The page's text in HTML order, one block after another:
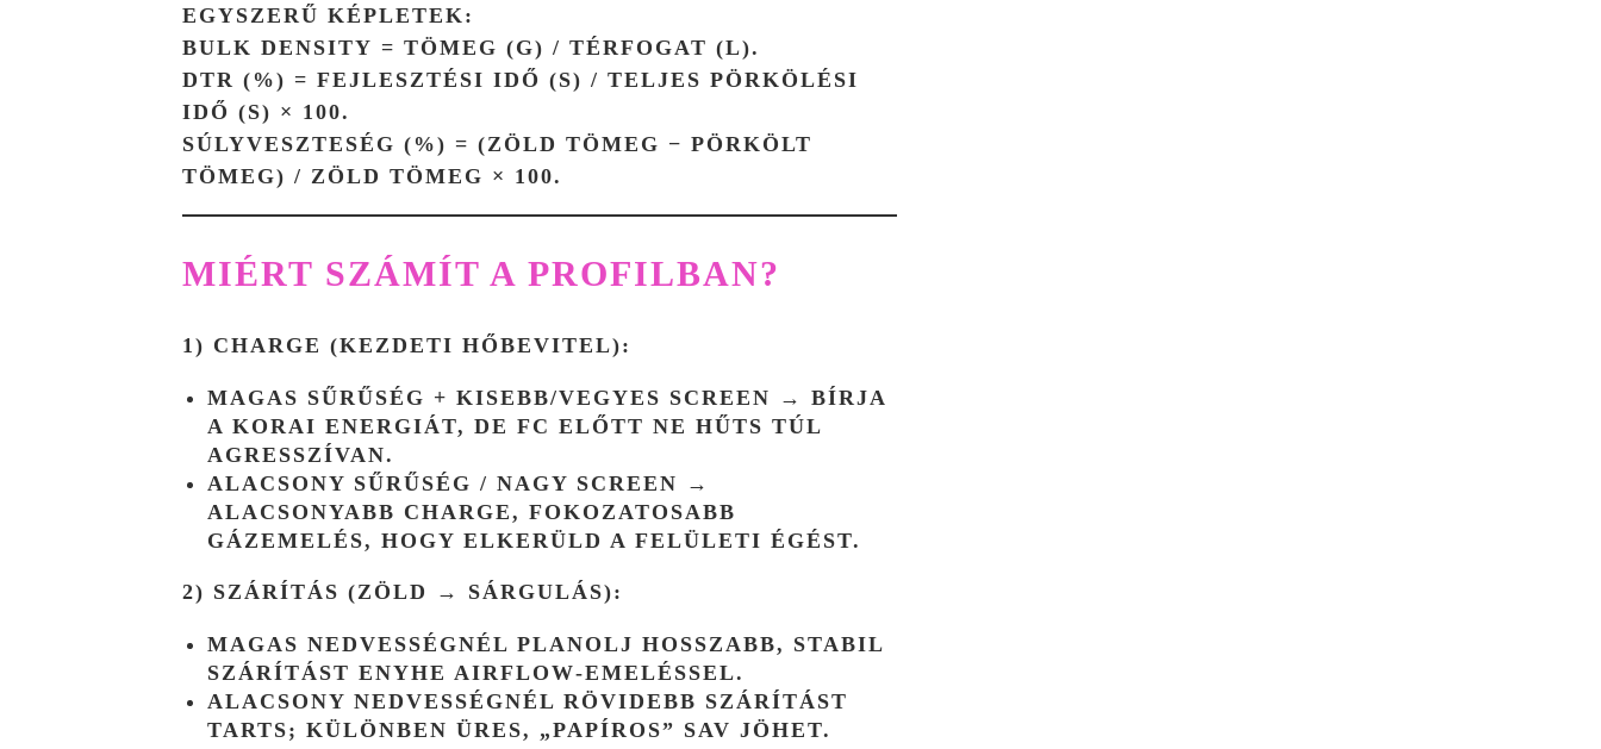
EGYSZERŰ KÉPLETEK:
BULK DENSITY = TÖMEG (G) / TÉRFOGAT (L).
DTR (%) = FEJLESZTÉSI IDŐ (S) / TELJES PÖRKÖLÉSI
IDŐ (S) × 100.
SÚLYVESZTESÉG (%) = (ZÖLD TÖMEG − PÖRKÖLT
TÖMEG) / ZÖLD TÖMEG × 100.
MIÉRT SZÁMÍT A PROFILBAN?
1) CHARGE (KEZDETI HŐBEVITEL):
MAGAS SŰRŰSÉG + KISEBB/VEGYES SCREEN → BÍRJA
A KORAI ENERGIÁT, DE FC ELŐTT NE HŰTS TÚL
AGRESSZÍVAN.
ALACSONY SŰRŰSÉG / NAGY SCREEN →
ALACSONYABB CHARGE, FOKOZATOSABB
GÁZEMELÉS, HOGY ELKERÜLD A FELÜLETI ÉGÉST.
2) SZÁRÍTÁS (ZÖLD → SÁRGULÁS):
MAGAS NEDVESSÉGNÉL PLANOLJ HOSSZABB, STABIL
SZÁRÍTÁST ENYHE AIRFLOW‑EMELÉSSEL.
ALACSONY NEDVESSÉGNÉL RÖVIDEBB SZÁRÍTÁST
TARTS; KÜLÖNBEN ÜRES, „PAPÍROS” SAV JÖHET.